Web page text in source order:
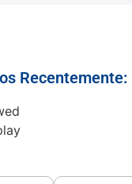
Recentemente: